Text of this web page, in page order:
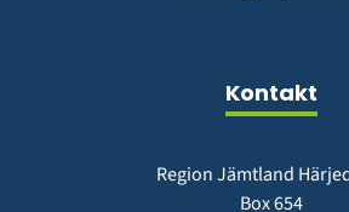
Kontakt
Region Jämtland
Box 654